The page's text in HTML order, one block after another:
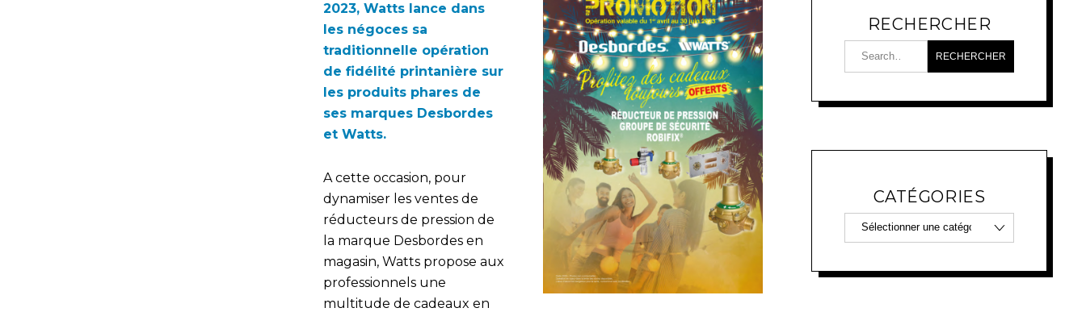
2023, Watts lance dans
les négoces sa
traditionnelle opération
de fidélité printanière sur
les produits phares de
ses marques Desbordes
et Watts.
A cette occasion, pour
dynamiser les ventes de
réducteurs de pression de
la marque Desbordes en
magasin, Watts propose aux
professionnels une
multitude de cadeaux en
RECHERCHER
CATÉGORIES